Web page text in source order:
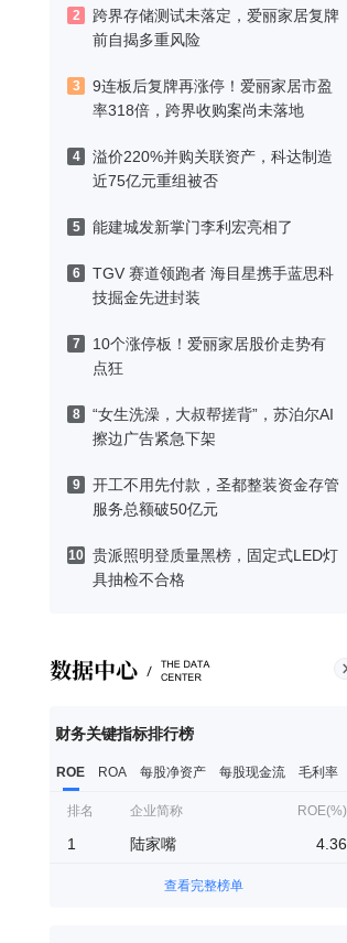
2
跨界存储测试未落定，爱丽家居复牌
前自揭多重风险
3
9连板后复牌再涨停！爱丽家居市盈
率318倍，跨界收购案尚未落地
4
溢价220%并购关联资产，科达制造
近75亿元重组被否
5 能建城发新掌门李利宏亮相了
6
TGV 赛道领跑者 海目星携手蓝思科
技掘金先进封装
7
10个涨停板！爱丽家居股价走势有
点狂
8
“女生洗澡，大叔帮搓背”，苏泊尔AI
擦边广告紧急下架
9
开工不用先付款，圣都整装资金存管
服务总额破50亿元
10 贵派照明登质量黑榜，固定式LED灯
具抽检不合格
财务关键指标排行榜
ROE ROA 每股净资产 每股现金流 毛利率
排名 企业简称 ROE(%)
1 陆家嘴 4.36
查看完整榜单